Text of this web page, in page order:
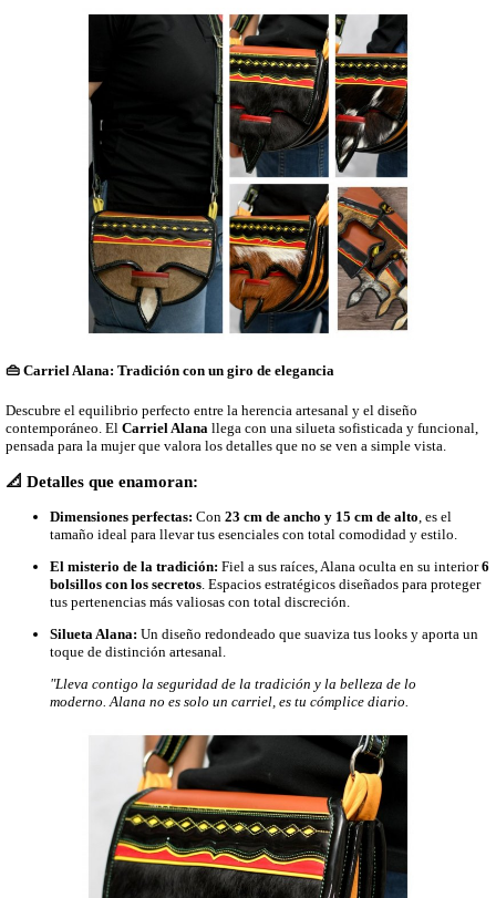
👜 Carriel Alana: Tradición con un giro de elegancia
Descubre el equilibrio perfecto entre la herencia artesanal y el diseño
contemporáneo. El Carriel Alana llega con una silueta sofisticada y funcional,
pensada para la mujer que valora los detalles que no se ven a simple vista.
📐 Detalles que enamoran:
Dimensiones perfectas: Con 23 cm de ancho y 15 cm de alto, es el
tamaño ideal para llevar tus esenciales con total comodidad y estilo.
El misterio de la tradición: Fiel a sus raíces, Alana oculta en su interior6
bolsillos con los secretos. Espacios estratégicos diseñados para proteger
tus pertenencias más valiosas con total discreción.
Silueta Alana: Un diseño redondeado que suaviza tus looks y aporta un
toque de distinción artesanal.
"Lleva contigo la seguridad de la tradición y la belleza de lo
moderno. Alana no es solo un carriel, es tu cómplice diario.